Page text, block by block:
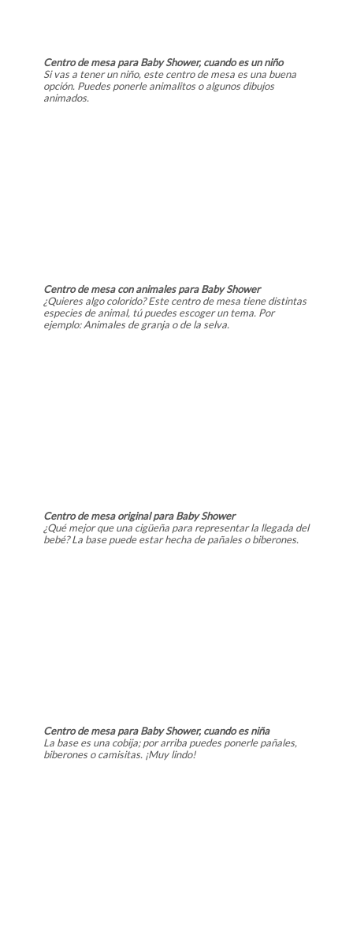
Centro de mesa para Baby Shower, cuando es un niño
Si vas a tener un niño, este centro de mesa es una buena
opción. Puedes ponerle animalitos o algunos dibujos
animados.
Centro de mesa con animales para Baby Shower
¿Quieres algo colorido? Este centro de mesa tiene distintas
especies de animal, tú puedes escoger un tema. Por
ejemplo: Animales de granja o de la selva.
Centro de mesa original para Baby Shower
¿Qué mejor que una cigüeña para representar la llegada del
bebé? La base puede estar hecha de pañales o biberones.
Centro de mesa para Baby Shower, cuando es niña
La base es una cobija; por arriba puedes ponerle pañales,
biberones o camisitas. ¡Muy lindo!